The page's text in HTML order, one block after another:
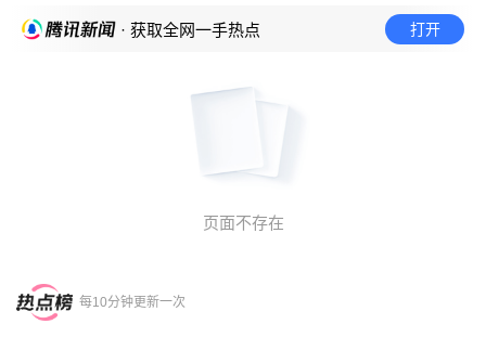
· 获取全网一手热点 打开
页面不存在
每10分钟更新一次